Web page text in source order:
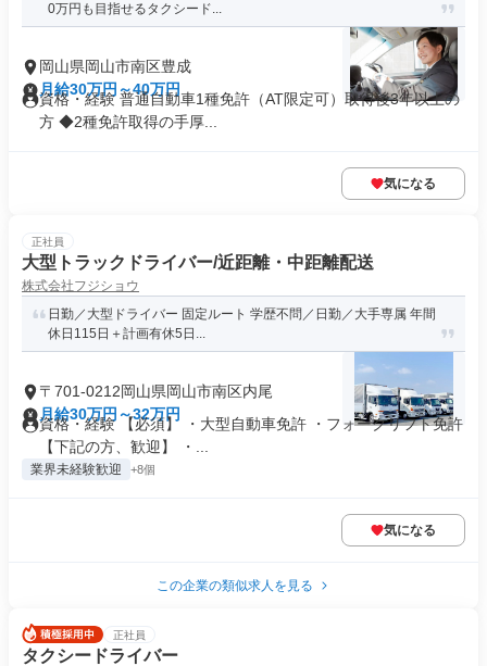
0万円も目指せるタクシード...
岡山県岡山市南区豊成
月給30万円～40万円
資格・経験 普通自動車1種免許（AT限定可）取得後3年以上の
方 ◆2種免許取得の手厚...
気になる
正社員
大型トラックドライバー/近距離・中距離配送
株式会社フジショウ
日勤／大型ドライバー 固定ルート 学歴不問／日勤／大手専属 年間
休日115日＋計画有休5日...
〒701-0212岡山県岡山市南区内尾
月給30万円～32万円
資格・経験 【必須】 ・大型自動車免許 ・フォークリフト免許
【下記の方、歓迎】 ・...
業界未経験歓迎 +8個
気になる
この企業の類似求人を見る
正社員
タクシードライバー